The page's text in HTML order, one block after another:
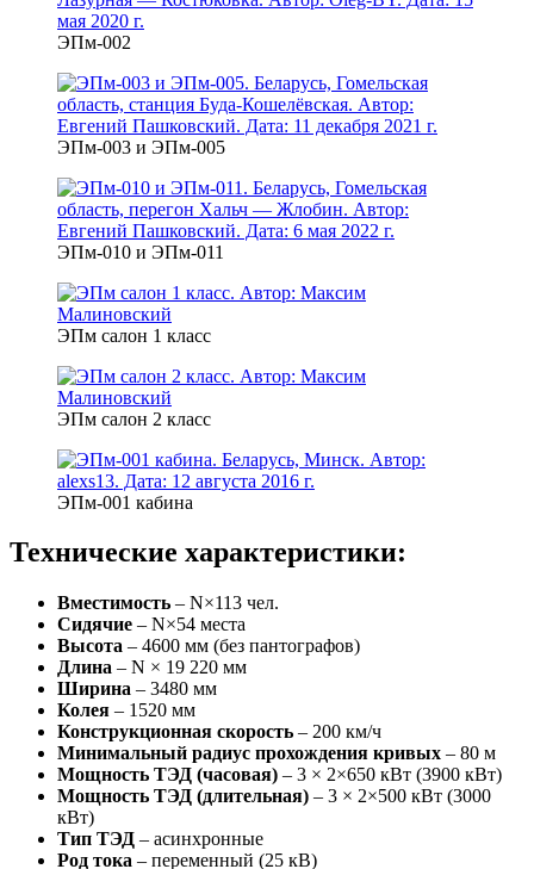
ЭПм-002
ЭПм-003 и ЭПм-005
ЭПм-010 и ЭПм-011
ЭПм салон 1 класс
ЭПм салон 2 класс
ЭПм-001 кабина
Технические характеристики:
Вместимость – N×113 чел.
Сидячие – N×54 места
Высота – 4600 мм (без пантографов)
Длина – N × 19 220 мм
Ширина – 3480 мм
Колея – 1520 мм
Конструкционная скорость – 200 км/ч
Минимальный радиус прохождения кривых – 80 м
Мощность ТЭД (часовая) – 3 × 2×650 кВт (3900 кВт)
Мощность ТЭД (длительная) – 3 × 2×500 кВт (3000
кВт)
Тип ТЭД – асинхронные
Род тока – переменный (25 кВ)